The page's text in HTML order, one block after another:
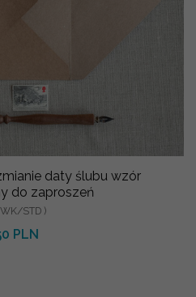
daty ślubu wzór
do zaproszeń
STD )
PLN